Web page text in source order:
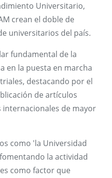
Universitario,
crean el doble de
universitarios del país.
fundamental de la
en la puesta en marcha
destacando por el
de artículos
internacionales de mayor
como 'la Universidad
la actividad
como factor que